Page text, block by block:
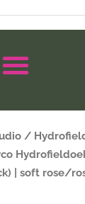
/
| soft rose/